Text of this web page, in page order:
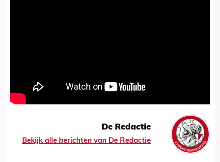
De Redactie
Bekijk alle berichten van De Redactie